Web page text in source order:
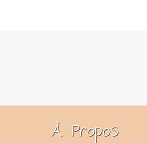
À Propos